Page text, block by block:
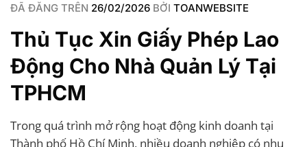
ĐÃ ĐĂNG TRÊN 26/02/2026 BỞI TOANWEBSITE
Thủ Tục Xin Giấy Phép Lao
Động Cho Nhà Quản Lý Tại
TPHCM
Trong quá trình mở rộng hoạt động kinh doanh tại
Thành phố Hồ Chí Minh, nhiều doanh nghiệp có nhu